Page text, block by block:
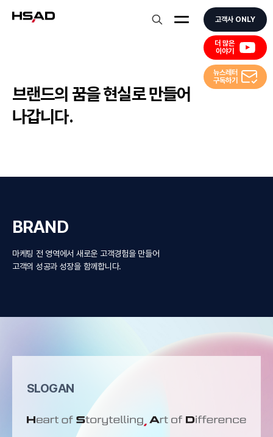
HS Ad 고객사 ONLY
더 많은
이야기
뉴스레터
구독하기
브랜드의 꿈을 현실로 만들어
나갑니다.
BRAND
마케팅 전 영역에서 새로운 고객경험을 만들어
고객의 성공과 성장을 함께합니다.
SLOGAN